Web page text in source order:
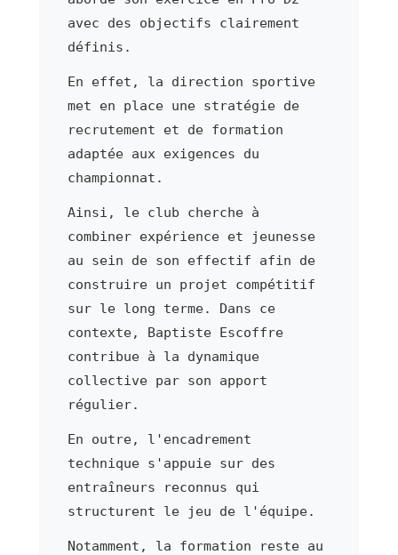
avec des objectifs clairement
définis.
En effet, la direction sportive
met en place une stratégie de
recrutement et de formation
adaptée aux exigences du
championnat.
Ainsi, le club cherche à
combiner expérience et jeunesse
au sein de son effectif afin de
construire un projet compétitif
sur le long terme. Dans ce
contexte, Baptiste Escoffre
contribue à la dynamique
collective par son apport
régulier.
En outre, l'encadrement
technique s'appuie sur des
entraîneurs reconnus qui
structurent le jeu de l'équipe.
Notamment, la formation reste au